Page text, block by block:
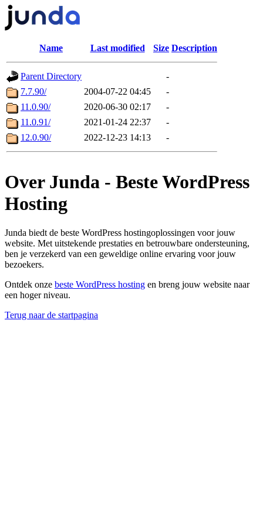
Name Last modified Size Description
Parent Directory
-
7.7.90/
2004-07-22 04:45
-
11.0.90/
2020-06-30 02:17
-
11.0.91/
2021-01-24 22:37
-
12.0.90/
2022-12-23 14:13 -
Over Junda - Beste WordPress
Hosting
Junda biedt de beste WordPress hostingoplossingen voor jouw
website. Met uitstekende prestaties en betrouwbare ondersteuning,
ben je verzekerd van een geweldige online ervaring voor jouw
bezoekers.
Ontdek onze beste WordPress hosting en breng jouw website naar
een hoger niveau.
Terug naar de startpagina